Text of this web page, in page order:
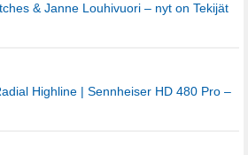
& Janne Louhivuori – nyt on Tekijät
Highline | Sennheiser HD 480 Pro –